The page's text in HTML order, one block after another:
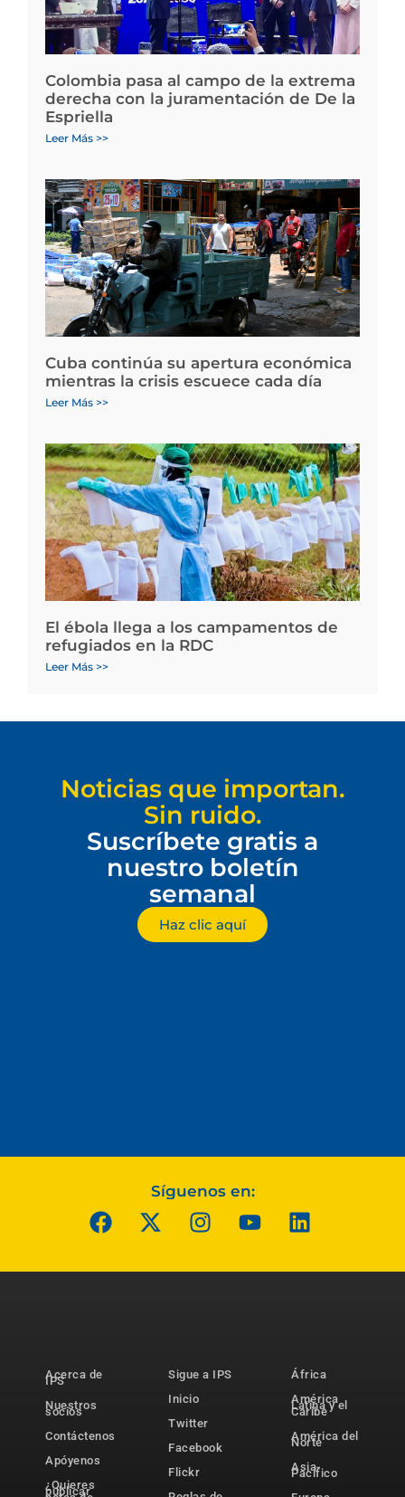
Colombia pasa al campo de la extrema
derecha con la juramentación de De la
Espriella
Leer Más >>
Cuba continúa su apertura económica
mientras la crisis escuece cada día
Leer Más >>
El ébola llega a los campamentos de
refugiados en la RDC
Leer Más >>
Noticias que importan.
Sin ruido.
Suscríbete gratis a
nuestro boletín
semanal
Haz clic aquí
Síguenos en:
Acerca de
IPS
Nuestros
socios
Contáctenos
Apóyenos
¿Quieres
publicar
Sigue a IPS
Inicio
Twitter
Facebook
Flickr
África
América
Latina y el
Caribe
América del
Norte
Asia-
Pacífico